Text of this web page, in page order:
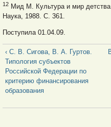
12 Мид М. Культура и мир
Наука, 1988. С. 361.
Поступила 01.04.09.
‹ С. В. Сигова, В. А. Гуртов.
Типология субъектов
Российской Федерации по
критерию финансирования
образования